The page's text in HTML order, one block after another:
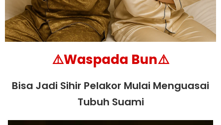
⚠️waspada Bun⚠️
Bisa Jadi Sihir Pelakor Mulai Menguasai
Tubuh Suami